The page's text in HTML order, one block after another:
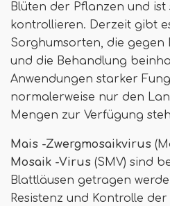
Blüten der Pflanzen und ist
kontrollieren. Derzeit gibt
Sorghumsorten, die gegen
und die Behandlung
Anwendungen starker
normalerweise nur den
Mengen zur Verfügung
Mais -Zwergmosaikvirus
Mosaik -Virus (SMV) sind
Blattläusen getragen
Resistenz und Kontrolle der